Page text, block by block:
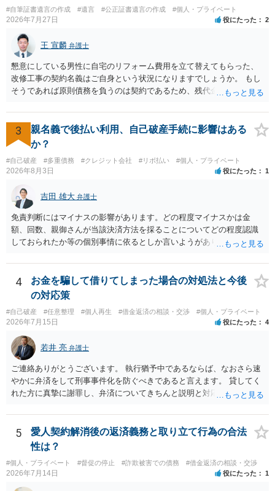
#自筆証書遺言の作成 #遺言 #公正証書遺言の作成 #個人・プライベート
2026年7月27日 役にたった 2
王 宣麟 弁護士
懇意にしている男性に自宅のリフォーム費用を立て替えてもらった、
改修工事の契約名義はご自身という状況になりますでしょうか。 もし
そうであれば原則債務を負うのは契約であるため、残代金を捻出して
ます。 入籍した場合でも、原則契約者が単独で全ての債務を負うこと
には変わりがありません。 なかなか対応に難しい案件であり、公開の
場でアドバイスを行うのも限界があるように思われますので、資料等
を持参のうえ個別に弁護士に相談されることをお勧めします。
3
親名義で後払い利用、自己破産手続に影響はある
か？
#自己破産 #多重債務 #クレジット会社 #リボ払い #個人・プライベート
2026年8月3日 役にたった 1
吉田 雄大 弁護士
免責判断にはマイナスの影響があります。どの程度マイナスかは金
額、回数、親御さんが当該決済方法を採ることについてどの程度認識
しておられたか等の個別事情に依るとしか言いようがありません。 と
なって相談し、善後策を考えることをお勧めします。
4
お金を騙して借りてしまった場合の対処法と今後
の対応策
#自己破産 #任意整理 #個人再生 #借金返済の相談・交渉 #個人・プライベート
2026年7月15日 役にたった 4
若井 亮 弁護士
ご連絡ありがとうございます。 執行猶予中であるならば、なおさら速
やかに弁済をして刑事事件化を防ぐべきであると言えます。 貸してく
れた方に真摯に謝罪し、弁済についてきちんと説明と対応を行ってい
5
愛人契約解消後の返済義務と取り立て行為の合法
性は？
#個人・プライベート #督促の停止 #詐欺被害での債務 #借金返済の相談・交渉
2026年7月14日 役にたった 1